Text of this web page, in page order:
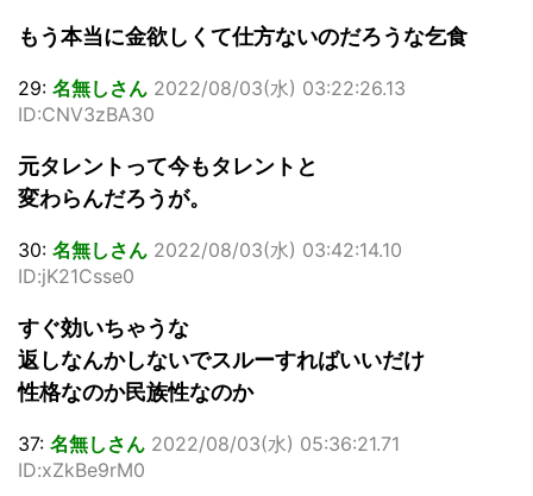
もう本当に金欲しくて仕方ないのだろうな乞食
29: 名無しさん 2022/08/03(水) 03:22:26.13
ID:CNV3zBA30
元タレントって今もタレントと
変わらんだろうが。
30: 名無しさん 2022/08/03(水) 03:42:14.10
ID:jK21Csse0
すぐ効いちゃうな
返しなんかしないでスルーすればいいだけ
性格なのか民族性なのか
37: 名無しさん 2022/08/03(水) 05:36:21.71
ID:xZkBe9rM0